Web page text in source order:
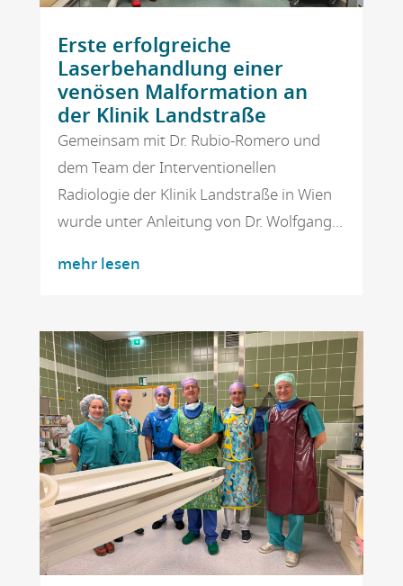
Erste erfolgreiche
Laserbehandlung einer
venösen Malformation an
der Klinik Landstraße
Gemeinsam mit Dr. Rubio-Romero und
dem Team der Interventionellen
Radiologie der Klinik Landstraße in Wien
wurde unter Anleitung von Dr. Wolfgang...
mehr lesen